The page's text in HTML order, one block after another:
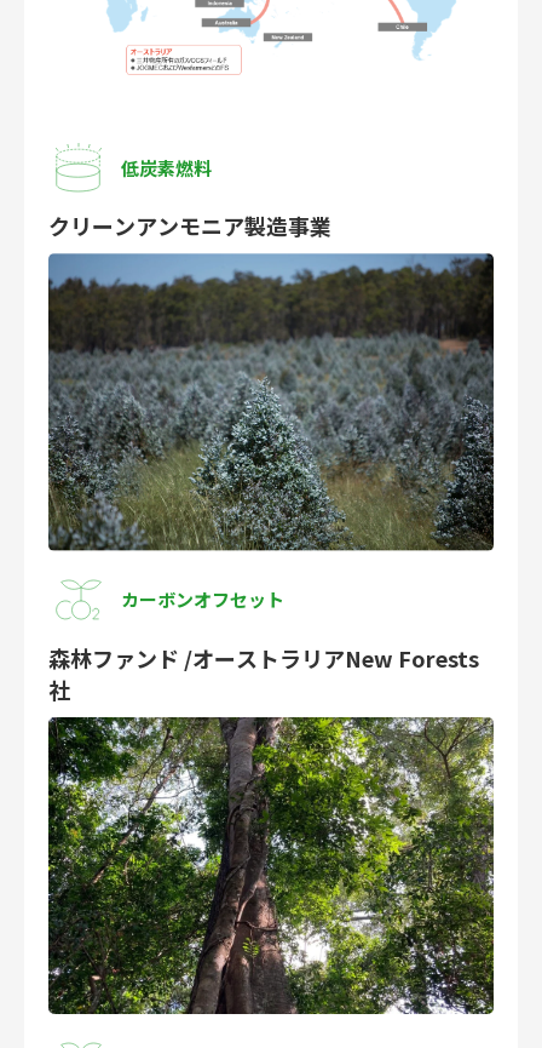
低炭素燃料
クリーンアンモニア製造事業
カーボンオフセット
森林ファンド /オーストラリアNew Forests
社